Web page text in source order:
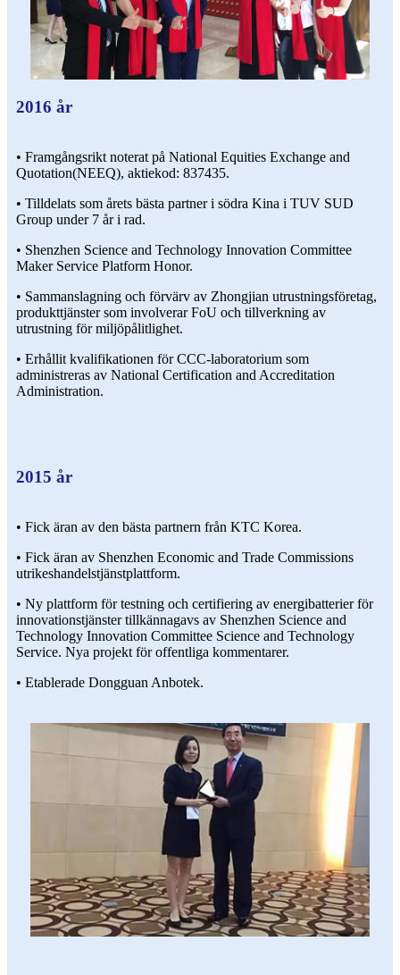
2016 år
• Framgångsrikt noterat på National Equities Exchange and
Quotation(NEEQ), aktiekod: 837435.
• Tilldelats som årets bästa partner i södra Kina i TUV SUD
Group under 7 år i rad.
• Shenzhen Science and Technology Innovation Committee
Maker Service Platform Honor.
• Sammanslagning och förvärv av Zhongjian utrustningsföretag,
produkttjänster som involverar FoU och tillverkning av
utrustning för miljöpålitlighet.
• Erhållit kvalifikationen för CCC-laboratorium som
administreras av National Certification and Accreditation
Administration.
2015 år
• Fick äran av den bästa partnern från KTC Korea.
• Fick äran av Shenzhen Economic and Trade Commissions
utrikeshandelstjänstplattform.
• Ny plattform för testning och certifiering av energibatterier för
innovationstjänster tillkännagavs av Shenzhen Science and
Technology Innovation Committee Science and Technology
Service. Nya projekt för offentliga kommentarer.
• Etablerade Dongguan Anbotek.